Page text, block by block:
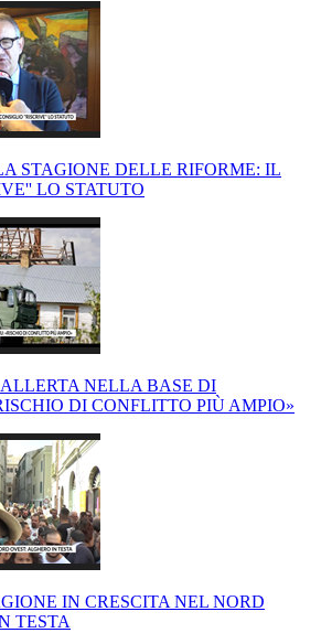
STAGIONE DELLE RIFORME: IL
LO STATUTO
NELLA BASE DI
DI CONFLITTO PIÙ AMPIO»
IN CRESCITA NEL NORD
TESTA